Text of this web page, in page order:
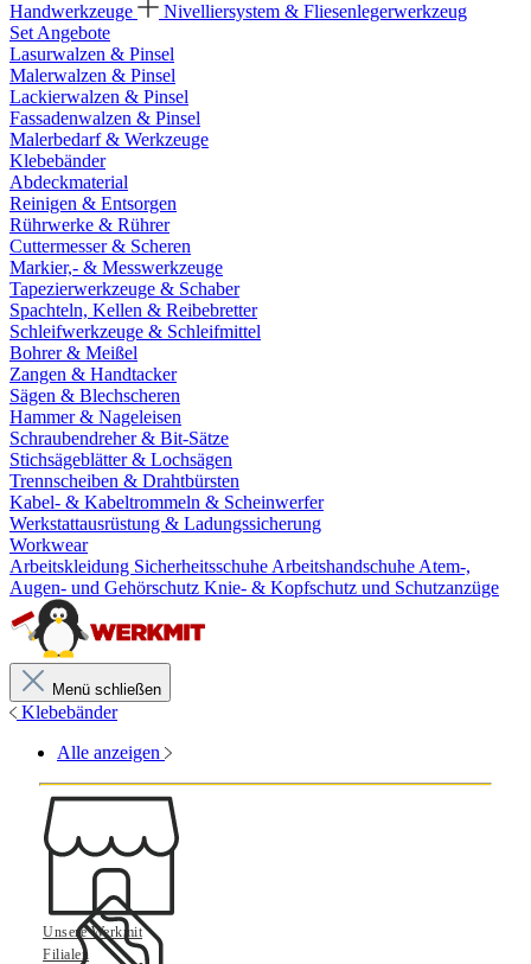
Handwerkzeuge
Nivelliersystem & Fliesenlegerwerkzeug
Set Angebote
Lasurwalzen & Pinsel
Malerwalzen & Pinsel
Lackierwalzen & Pinsel
Fassadenwalzen & Pinsel
Malerbedarf & Werkzeuge
Klebebänder
Abdeckmaterial
Reinigen & Entsorgen
Rührwerke & Rührer
Cuttermesser & Scheren
Markier,- & Messwerkzeuge
Tapezierwerkzeuge & Schaber
Spachteln, Kellen & Reibebretter
Schleifwerkzeuge & Schleifmittel
Bohrer & Meißel
Zangen & Handtacker
Sägen & Blechscheren
Hammer & Nageleisen
Schraubendreher & Bit-Sätze
Stichsägeblätter & Lochsägen
Trennscheiben & Drahtbürsten
Kabel- & Kabeltrommeln & Scheinwerfer
Werkstattausrüstung & Ladungssicherung
Workwear
Arbeitskleidung Sicherheitsschuhe Arbeitshandschuhe Atem-,
Augen- und Gehörschutz Knie- & Kopfschutz und Schutzanzüge
Menü schließen
Klebebänder
Alle anzeigen
Unsere Werkmit
Filialen